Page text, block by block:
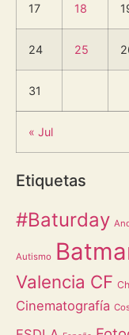
17 18
24 25
31
« Jul
Etiquetas
#Baturday
Autismo
Valencia CF
Cinematografía